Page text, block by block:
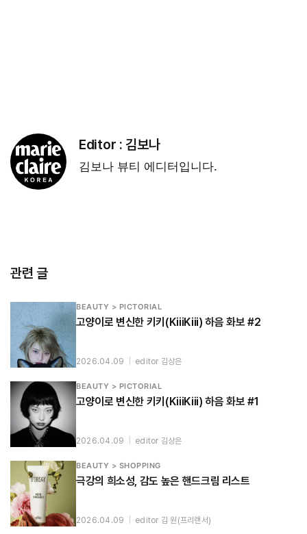
Editor : 김보나
김보나 뷰티 에디터입니다.
관련 글
BEAUTY > PICTORIAL
고양이로 변신한 키키(KiiiKiii) 하음 화보 #2
2026.04.09 editor 김상은
BEAUTY > PICTORIAL
고양이로 변신한 키키(KiiiKiii) 하음 화보 #1
2026.04.09 editor 김상은
BEAUTY > SHOPPING
극강의 희소성, 감도 높은 핸드크림 리스트
2026.04.09 editor 김 원(프리랜서)